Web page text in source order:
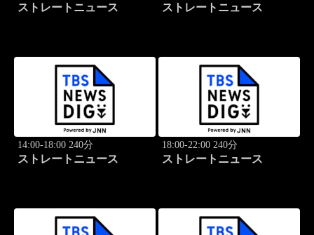
ストレートニュース ストレートニュース
14:00-18:00 240分
ストレートニュース
18:00-22:00 240分
ストレートニュース